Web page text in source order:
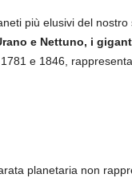
più elusivi del
e Nettuno, i
e 1846,
planetaria non